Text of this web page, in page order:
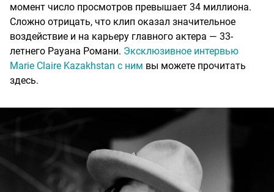
момент число просмотров превышает 34 миллиона.
Сложно отрицать, что клип оказал значительное
воздействие и на карьеру главного актера — 33-
летнего Рауана Романи. Эксклюзивное интервью
Marie Claire Kazakhstan с ним вы можете прочитать
здесь.